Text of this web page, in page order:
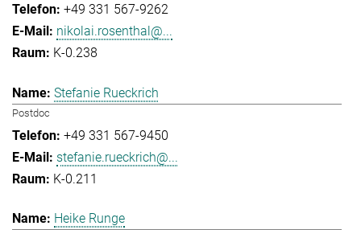
+49 331 567-9262
nikolai.rosenthal@...
K-0.238
Stefanie Rueckrich
Postdoc
+49 331 567-9450
stefanie.rueckrich@...
K-0.211
Heike Runge